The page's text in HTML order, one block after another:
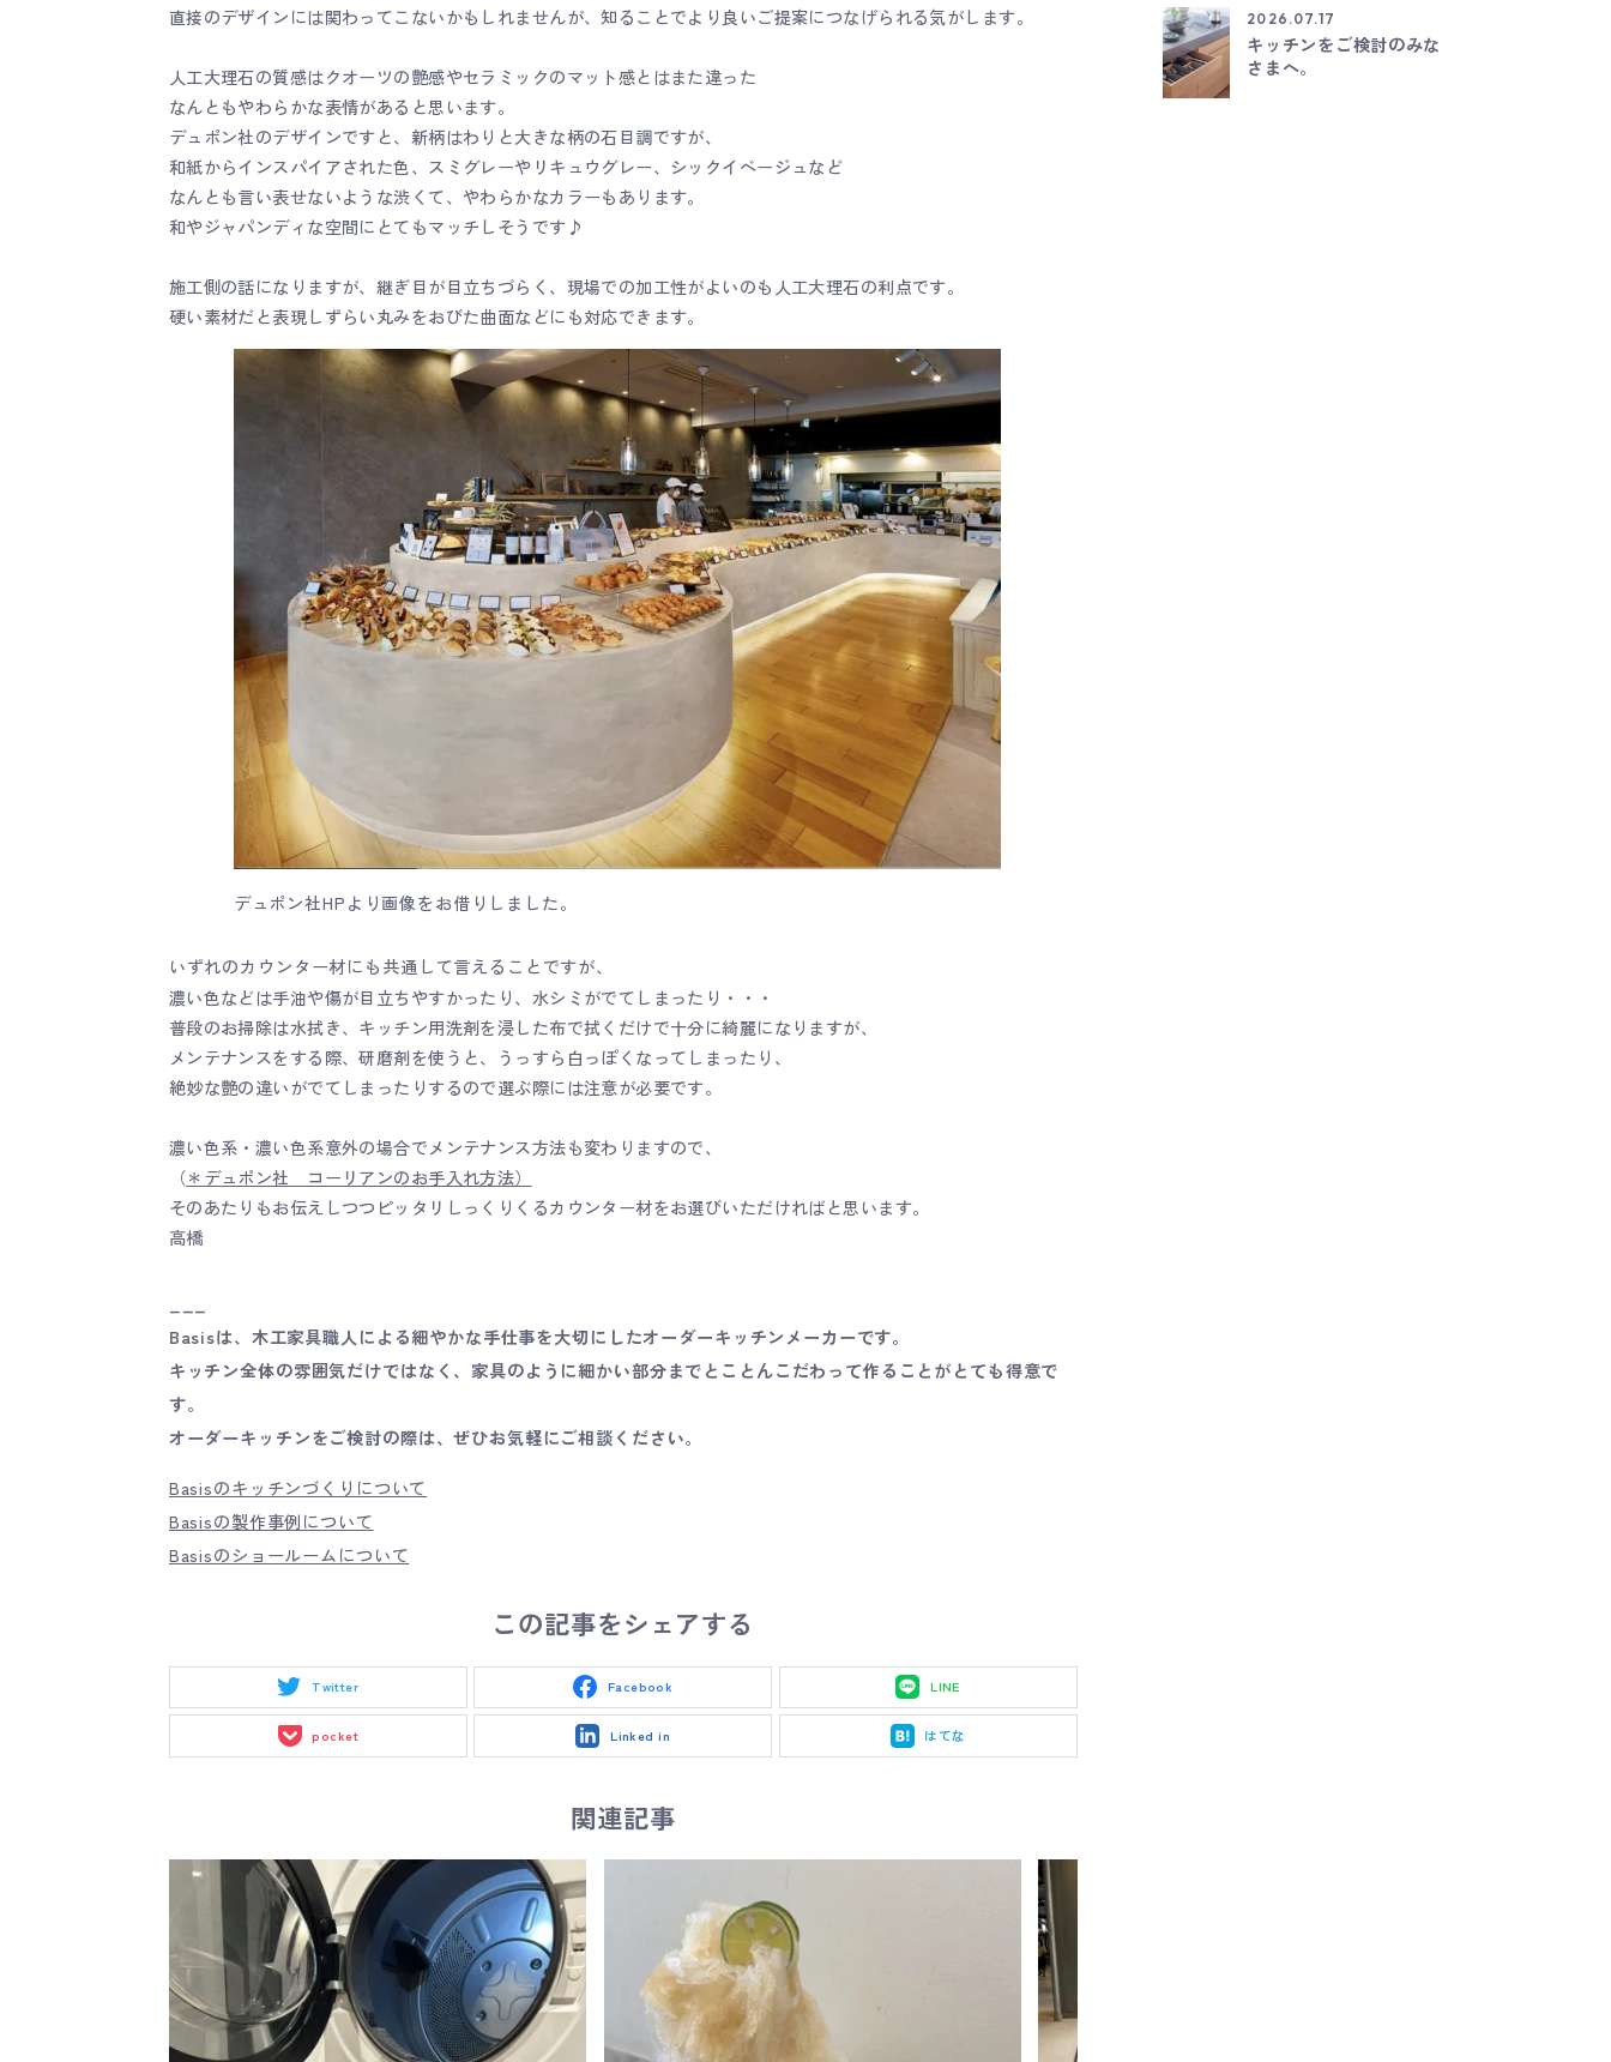
直接のデザインには関わってこないかもしれませんが、知ることでより良いご提案につなげられる気がします。
人工大理石の質感はクオーツの艶感やセラミックのマット感とはまた違った
なんともやわらかな表情があると思います。
デュポン社のデザインですと、新柄はわりと大きな柄の石目調ですが、
和紙からインスパイアされた色、スミグレーやリキュウグレー、シックイベージュなど
なんとも言い表せないような渋くて、やわらかなカラーもあります。
和やジャパンディな空間にとてもマッチしそうです♪
施工側の話になりますが、継ぎ目が目立ちづらく、現場での加工性がよいのも人工大理石の利点です。
硬い素材だと表現しずらい丸みをおびた曲面などにも対応できます。
デュポン社HPより画像をお借りしました。
いずれのカウンター材にも共通して言えることですが、
濃い色などは手油や傷が目立ちやすかったり、水シミがでてしまったり・・・
普段のお掃除は水拭き、キッチン用洗剤を浸した布で拭くだけで十分に綺麗になりますが、
メンテナンスをする際、研磨剤を使うと、うっすら白っぽくなってしまったり、
絶妙な艶の違いがでてしまったりするので選ぶ際には注意が必要です。
濃い色系・濃い色系意外の場合でメンテナンス方法も変わりますので、
（＊デュポン社 コーリアンのお手入れ方法）
そのあたりもお伝えしつつピッタリしっくりくるカウンター材をお選びいただければと思います。
高橋
Basisは、木工家具職人による細やかな手仕事を大切にしたオーダーキッチンメーカーです。
キッチン全体の雰囲気だけではなく、家具のように細かい部分までとことんこだわって作ることがとても得意で
す。
オーダーキッチンをご検討の際は、ぜひお気軽にご相談ください。
Basisのキッチンづくりについて
Basisの製作事例について
Basisのショールームについて
この記事をシェアする
Twitter Facebook LINE
pocket Linked in はてな
関連記事
2026.07.17
キッチンをご検討のみな
さまへ。